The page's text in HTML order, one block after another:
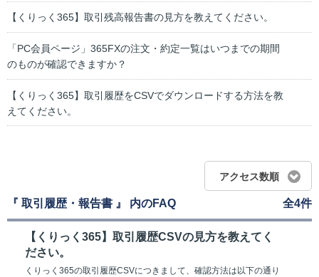
【くりっく365】取引残高報告書の見方を教えてください。
「PC会員ページ」365FXの注文・約定一覧はいつまでの期間
のものが確認できますか？
【くりっく365】取引履歴をCSVでダウンロードする方法を教
えてください。
アクセス数順
『 取引履歴・報告書 』 内のFAQ 全4件
【くりっく365】取引履歴CSVの見方を教えてく
ださい。
くりっく365の取引履歴CSVにつきまして、確認方法は以下の通り